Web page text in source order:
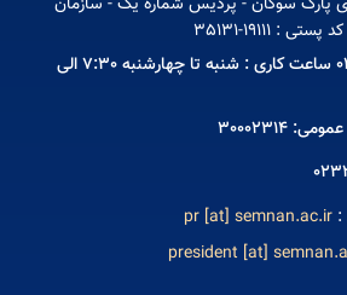
19111-35131
تلفن : 02331530000 ساعت کاری : شنبه تا چهارشنبه 7:30 الی
30002314
:
pr [at] semnan.ac.ir
president [at]